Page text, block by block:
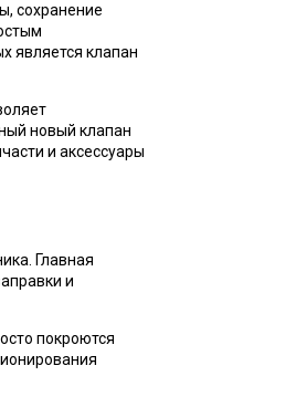
сохранение
является клапан
новый клапан
и аксессуары
Главная
и
покроются